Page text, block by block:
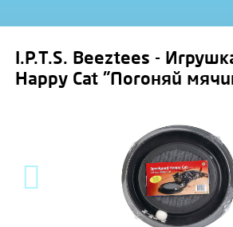
I.P.T.S. Beeztees -
Happy Cat "Погоняй